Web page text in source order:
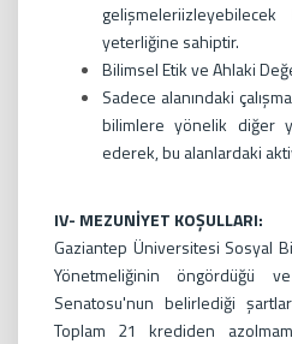
yeterliğine sahiptir.
Bilimsel Etik ve Ahlaki
Sadece alanındaki
bilimlere yönelik diğer
ederek, bu alanlardaki
IV- MEZUNİYET KOŞULLARI:
Gaziantep Üniversitesi Sosyal
Yönetmeliğinin öngördüğü
Senatosu'nun belirlediği
Toplam 21 krediden